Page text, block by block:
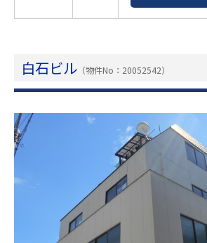
白石ビル （物件No：20052542）